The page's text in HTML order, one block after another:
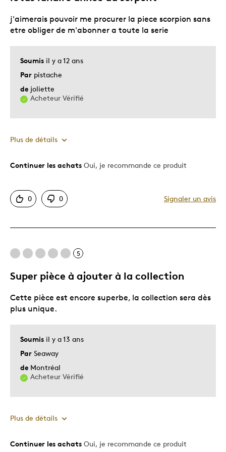
Soumis il y a 12 ans
Par pistache
de joliette
Acheteur Vérifié
j'aimerais pouvoir me procurer la piece scorpion sans
etre obliger de m'abonner a toute la serie
Plus de détails
Le pour
Original
Unique en son genre
Décrivez-vous Chasseur d'aubaines
Continuer les achats Oui, je recommande ce produit
0 0 Signaler un avis
5
Super pièce à ajouter à la collection
Soumis il y a 13 ans
Par Seaway
de Montréal
Acheteur Vérifié
Cette pièce est encore superbe, la collection sera dès
plus unique.
Plus de détails
Le pour
Continuer les achats Oui, je recommande ce produit